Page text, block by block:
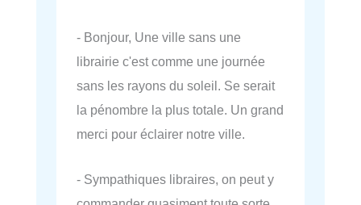
- Bonjour, Une ville sans une
librairie c'est comme une journée
sans les rayons du soleil. Se serait
la pénombre la plus totale. Un grand
merci pour éclairer notre ville.
- Sympathiques libraires, on peut y